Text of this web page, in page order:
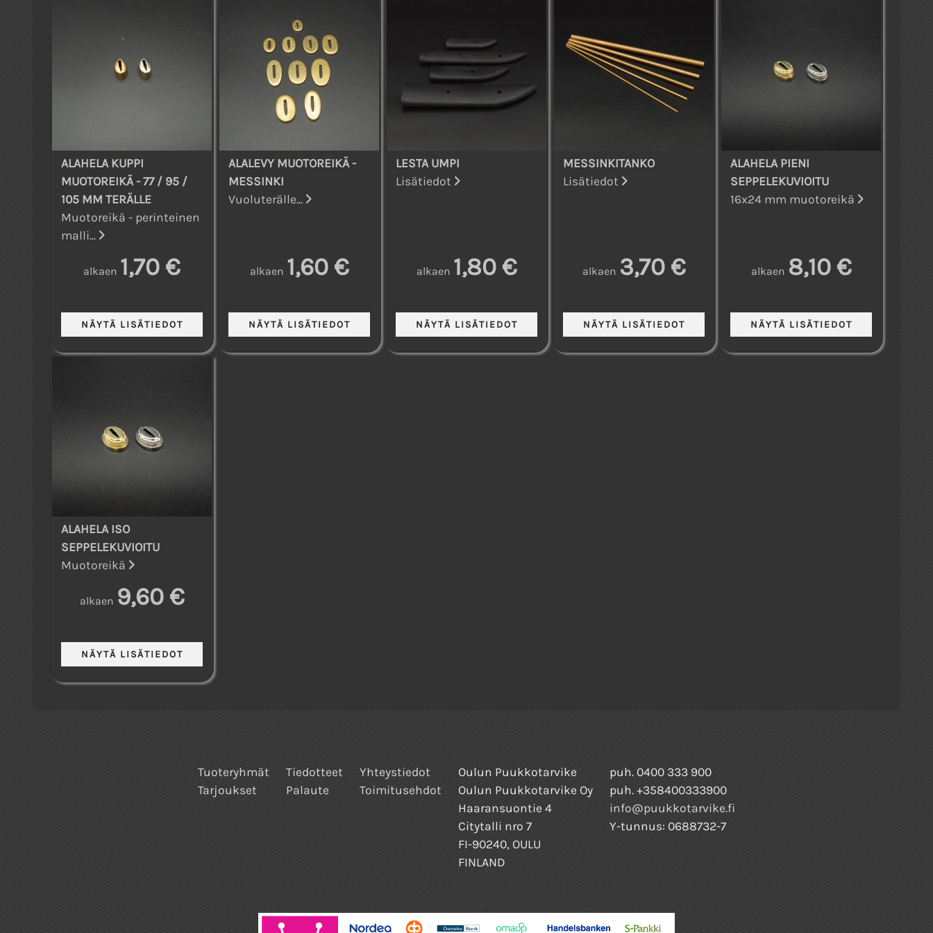
ALAHELA KUPPI
MUOTOREIKÄ - 77 / 95 /
105 MM TERÄLLE
Muotoreikä - perinteinen
malli...
alkaen 1,70 €
ALALEVY MUOTOREIKÄ -
MESSINKI
Vuoluterälle...
alkaen 1,60 €
LESTA UMPI
Lisätiedot
alkaen 1,80 €
MESSINKITANKO
Lisätiedot
alkaen 3,70 €
ALAHELA PIENI
SEPPELEKUVIOITU
16x24 mm muotoreikä
alkaen 8,10 €
ALAHELA ISO
SEPPELEKUVIOITU
Muotoreikä
alkaen 9,60 €
Tuoteryhmät
Tarjoukset
Tiedotteet
Palaute
Yhteystiedot
Toimitusehdot
Oulun Puukkotarvike
Oulun Puukkotarvike Oy
Haaransuontie 4
Citytalli nro 7
FI-90240, OULU
FINLAND
puh. 0400 333 900
puh. +358400333900
info@puukkotarvike.fi
Y-tunnus: 0688732-7